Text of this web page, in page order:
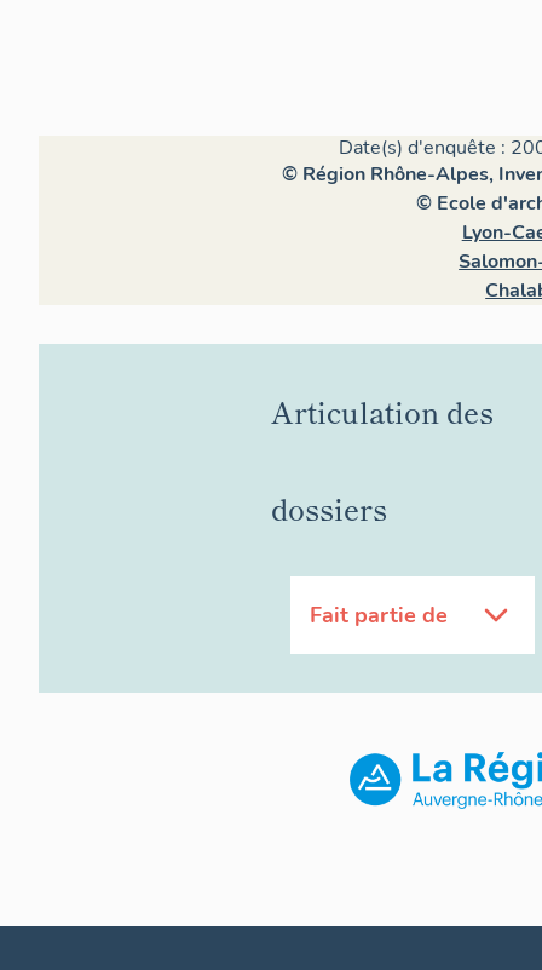
Date(s) d'enquête :
© Région Rhône-Alpes,
© Ecole
Lyon-
Articulation des
dossiers
Fait partie de